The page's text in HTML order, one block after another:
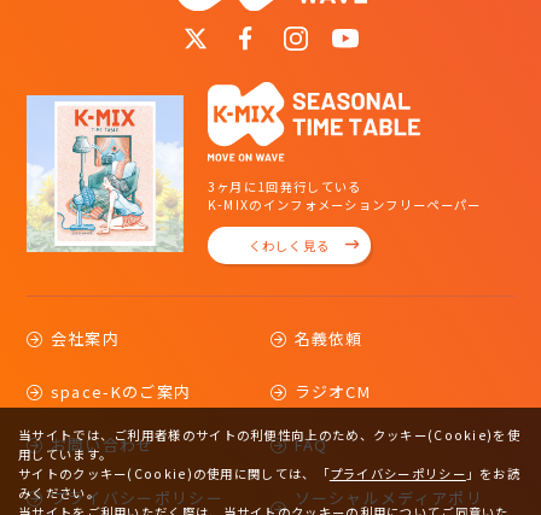
3ヶ月に1回発行している
K-MIXのインフォメーションフリーペーパー
くわしく見る
会社案内 名義依頼
space-Kのご案内 ラジオCM
お問い合わせ FAQ
プライバシーポリシー
ソーシャルメディアポリ
当サイトでは、ご利用者様のサイトの利便性向上のため、クッキー(Cookie)を使
用しています。
サイトのクッキー(Cookie)の使用に関しては、
「プライバシーポリシー 」をお読
みください。